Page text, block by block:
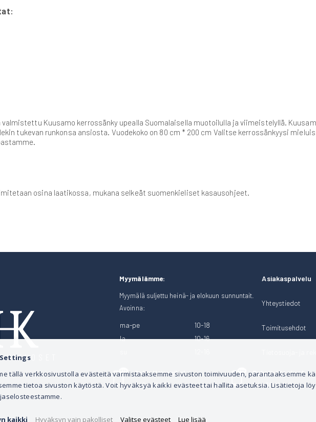
Kuusamo kerrossänky upealla Suomalaisella muotoilulla ja viimeistelyllä.
tukevan runkonsa ansiosta. Vuodekoko on 80 cm * 200 cm Valitse kerrossänkyysi
osina laatikossa, mukana selkeät suomenkieliset kasausohjeet.
Myymälämme:
Myymälä suljettu heinä- ja elokuun sunnuntait.
Avoinna:
ma-pe
10-18
la
10-16
Asiakaspalvelu
Yhteystiedot
Toimitusehdot
Soita Heinosille!
040 528 1124
Puhelintilaukset
044 3001 399
tällä verkkosivustolla evästeitä varmistaaksemme sivuston toimivuuden, parantaaksemme
tietoa sivuston käytöstä. Voit hyväksyä kaikki evästeet tai hallita asetuksia. Lisätietoja
kaikki Hyväksyn vain pakolliset Valitse evästeet Lue lisää